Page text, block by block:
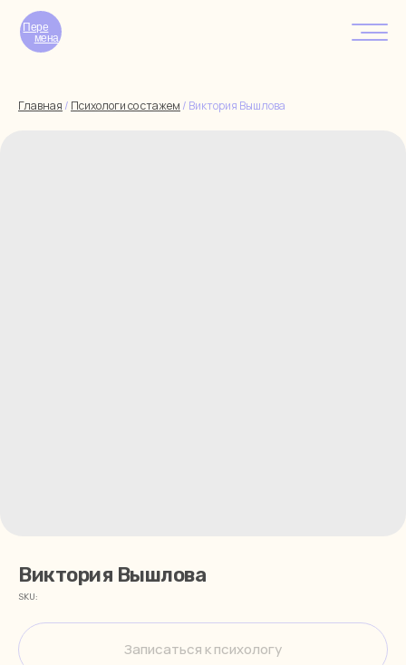
мена
Пере
Главная / Психологи со стажем / Виктория Вышлова
Виктория Вышлова
SKU:
Записаться к психологу